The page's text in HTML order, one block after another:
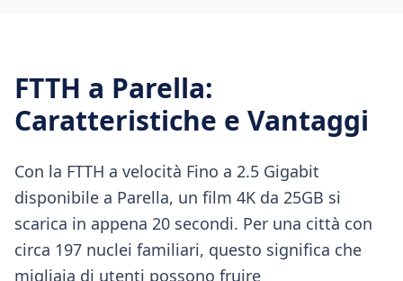
FTTH a Parella:
Caratteristiche e Vantaggi
Con la FTTH a velocità Fino a 2.5 Gigabit
disponibile a Parella, un film 4K da 25GB si
scarica in appena 20 secondi. Per una città con
circa 197 nuclei familiari, questo significa che
migliaia di utenti possono fruire